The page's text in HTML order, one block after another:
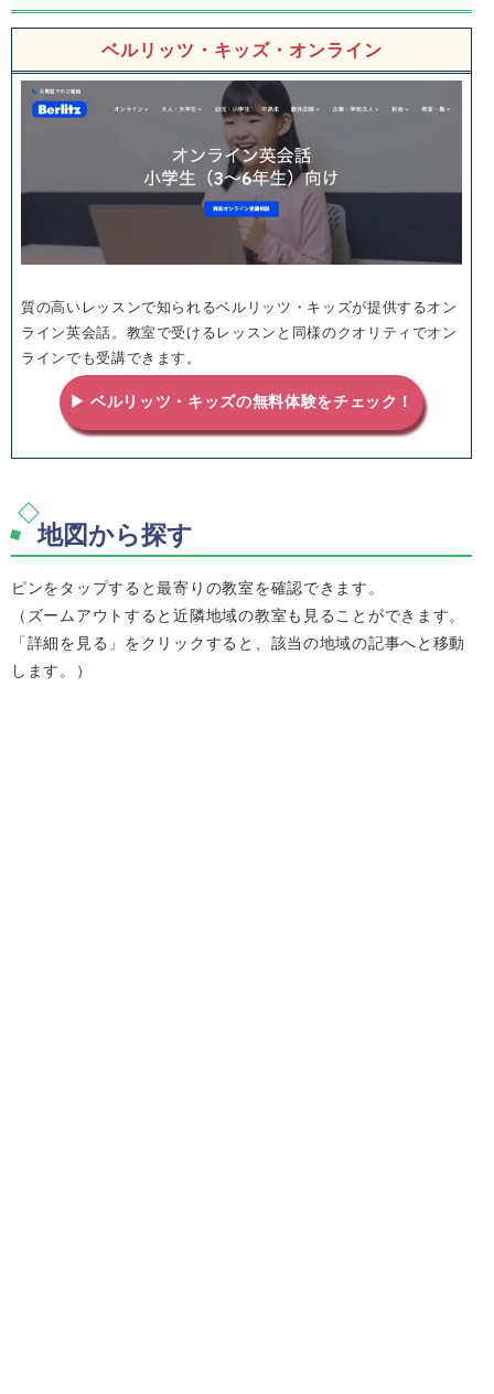
ベルリッツ・キッズ・オンライン
質の高いレッスンで知られるベルリッツ・キッズが提供するオン
ライン英会話。教室で受けるレッスンと同様のクオリティでオン
ラインでも受講できます。
▶ ベルリッツ・キッズの無料体験をチェック！
地図から探す
ピンをタップすると最寄りの教室を確認できます。
（ズームアウトすると近隣地域の教室も見ることができます。
「詳細を見る」をクリックすると、該当の地域の記事へと移動
します。）